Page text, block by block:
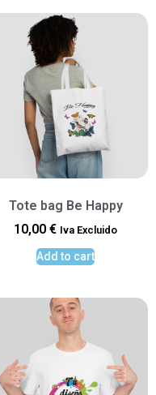
Tote bag Be Happy
10,00 € Iva Excluido
Add to cart